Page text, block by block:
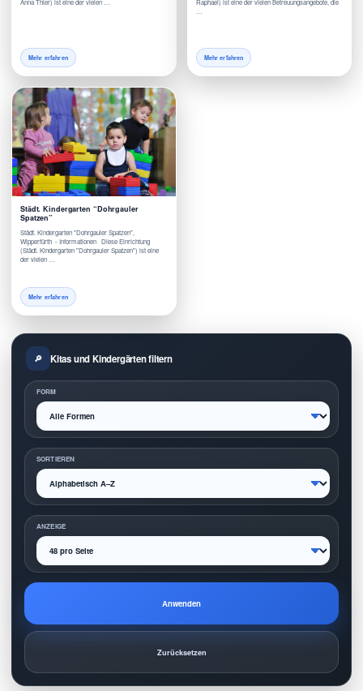
Anna Thier) ist eine der vielen …
Mehr erfahren
Raphael) ist eine der vielen Betreuungsangebote, die
Mehr erfahren
Städt. Kindergarten “Dohrgauler
Spatzen”
Städt. Kindergarten "Dohrgauler Spatzen",
Wipperfürth - Informationen Diese Einrichtung
(Städt. Kindergarten "Dohrgauler Spatzen") ist eine
der vielen …
Mehr erfahren
Kitas und Kindergärten filtern
FORM
SORTIEREN
ANZEIGE
Anwenden
Zurücksetzen